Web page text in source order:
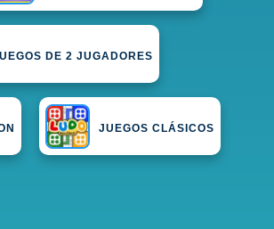
DE 2 JUGADORES
JUEGOS CLÁSICOS